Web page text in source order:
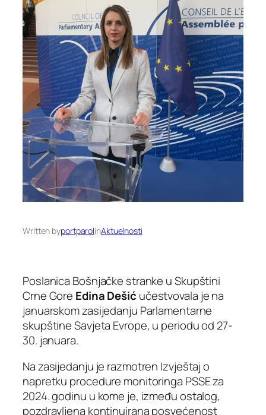
Written byportparolinAktuelnosti
Poslanica Bošnjačke stranke u Skupštini
Crne Gore Edina Dešić učestvovala je na
januarskom zasijedanju Parlamentarne
skupštine Savjeta Evrope, u periodu od 27-
30. januara.
Na zasijedanju je razmotren Izvještaj o
napretku procedure monitoringa PSSE za
2024. godinu u kome je, između ostalog,
pozdravljena kontinuirana posvećenost